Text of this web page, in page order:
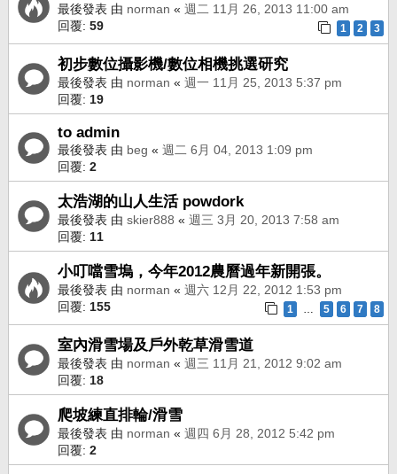
最後發表 由 norman « 週二 11月 26, 2013 11:00 am
回覆: 59 1 2 3
初步數位攝影機/數位相機挑選研究
最後發表 由 norman « 週一 11月 25, 2013 5:37 pm
回覆: 19
to admin
最後發表 由 beg « 週二 6月 04, 2013 1:09 pm
回覆: 2
太浩湖的山人生活 powdork
最後發表 由 skier888 « 週三 3月 20, 2013 7:58 am
回覆: 11
小叮噹雪塢，今年2012農曆過年新開張。
最後發表 由 norman « 週六 12月 22, 2012 1:53 pm
回覆: 155 1 … 5 6 7 8
室內滑雪場及戶外乾草滑雪道
最後發表 由 norman « 週三 11月 21, 2012 9:02 am
回覆: 18
爬坡練直排輪/滑雪
最後發表 由 norman « 週四 6月 28, 2012 5:42 pm
回覆: 2